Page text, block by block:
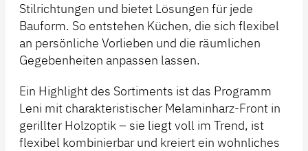
Stilrichtungen und bietet Lösungen für jede
Bauform. So entstehen Küchen, die sich flexibel
an persönliche Vorlieben und die räumlichen
Gegebenheiten anpassen lassen.
Ein Highlight des Sortiments ist das Programm
Leni mit charakteristischer Melaminharz-Front in
gerillter Holzoptik – sie liegt voll im Trend, ist
flexibel kombinierbar und kreiert ein wohnliches